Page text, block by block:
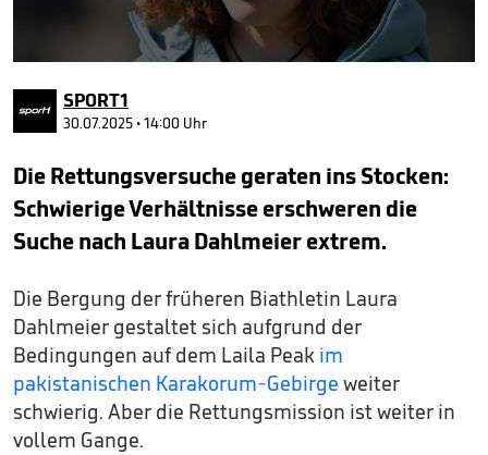
seconds
of
34
seconds
SPORT1
30.07.2025 • 14:00 Uhr
Die Rettungsversuche geraten ins Stocken:
Schwierige Verhältnisse erschweren die
Suche nach Laura Dahlmeier extrem.
Die Bergung der früheren Biathletin Laura
Dahlmeier gestaltet sich aufgrund der
Bedingungen auf dem Laila Peak im
pakistanischen Karakorum-Gebirge weiter
schwierig. Aber die Rettungsmission ist weiter in
vollem Gange.